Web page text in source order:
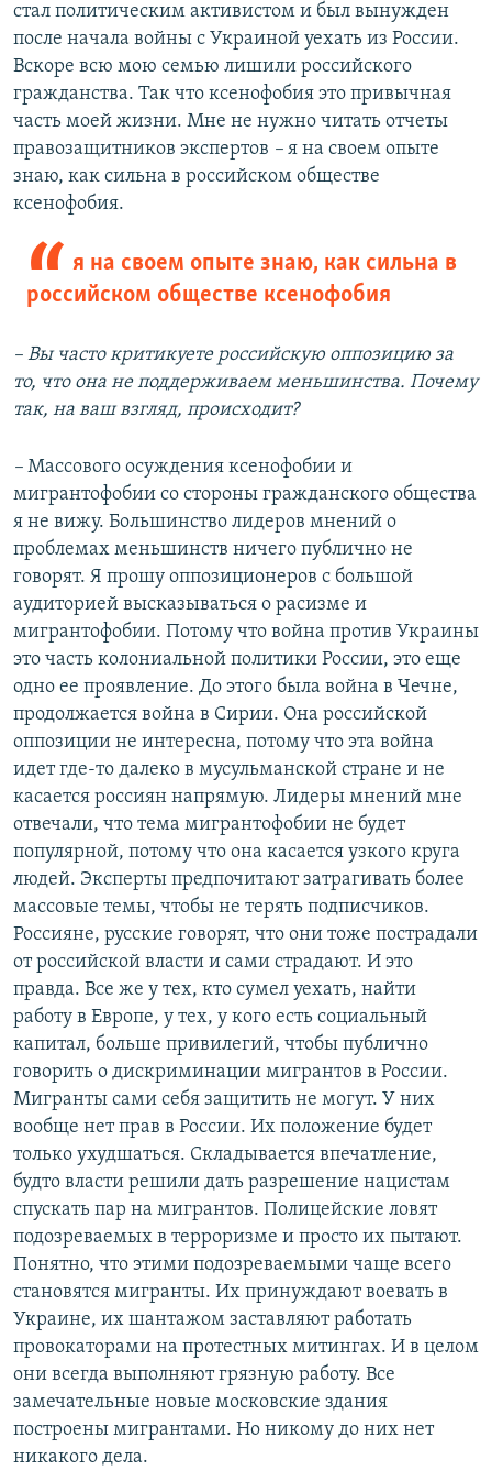
стал политическим активистом и был вынужден
после начала войны с Украиной уехать из России.
Вскоре всю мою семью лишили российского
гражданства. Так что ксенофобия это привычная
часть моей жизни. Мне не нужно читать отчеты
правозащитников экспертов – я на своем опыте
знаю, как сильна в российском обществе
ксенофобия.
я на своем опыте знаю, как сильна в
российском обществе ксенофобия
– Вы часто критикуете российскую оппозицию за
то, что она не поддерживаем меньшинства. Почему
так, на ваш взгляд, происходит?
– Массового осуждения ксенофобии и
мигрантофобии со стороны гражданского общества
я не вижу. Большинство лидеров мнений о
проблемах меньшинств ничего публично не
говорят. Я прошу оппозиционеров с большой
аудиторией высказываться о расизме и
мигрантофобии. Потому что война против Украины
это часть колониальной политики России, это еще
одно ее проявление. До этого была война в Чечне,
продолжается война в Сирии. Она российской
оппозиции не интересна, потому что эта война
идет где-то далеко в мусульманской стране и не
касается россиян напрямую. Лидеры мнений мне
отвечали, что тема мигрантофобии не будет
популярной, потому что она касается узкого круга
людей. Эксперты предпочитают затрагивать более
массовые темы, чтобы не терять подписчиков.
Россияне, русские говорят, что они тоже пострадали
от российской власти и сами страдают. И это
правда. Все же у тех, кто сумел уехать, найти
работу в Европе, у тех, у кого есть социальный
капитал, больше привилегий, чтобы публично
говорить о дискриминации мигрантов в России.
Мигранты сами себя защитить не могут. У них
вообще нет прав в России. Их положение будет
только ухудшаться. Складывается впечатление,
будто власти решили дать разрешение нацистам
спускать пар на мигрантов. Полицейские ловят
подозреваемых в терроризме и просто их пытают.
Понятно, что этими подозреваемыми чаще всего
становятся мигранты. Их принуждают воевать в
Украине, их шантажом заставляют работать
провокаторами на протестных митингах. И в целом
они всегда выполняют грязную работу. Все
замечательные новые московские здания
построены мигрантами. Но никому до них нет
никакого дела.